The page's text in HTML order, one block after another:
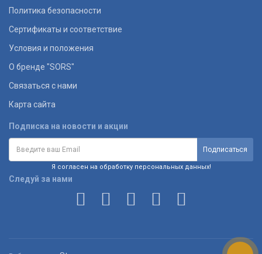
Политика безопасности
Сертификаты и соответствие
Условия и положения
О бренде "SORS"
Связаться с нами
Карта сайта
Подписка на новости и акции
Я согласен на обработку персональных данных!
Следуй за нами